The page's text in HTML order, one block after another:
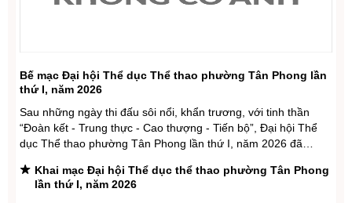
Bế mạc Đại hội Thể dục Thể thao phường Tân Phong lần
thứ I, năm 2026
Sau những ngày thi đấu sôi nổi, khẩn trương, với tinh thần
“Đoàn kết - Trung thực - Cao thượng - Tiến bộ”, Đại hội Thể
dục Thể thao phường Tân Phong lần thứ I, năm 2026 đã
Khai mạc Đại hội Thể dục thể thao phường Tân Phong
lần thứ I, năm 2026